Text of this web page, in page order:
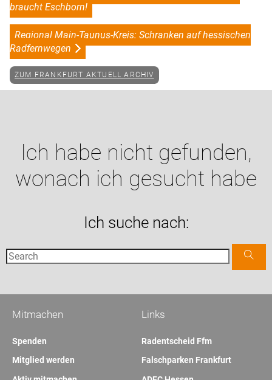
braucht Eschborn!
Regional Main-Taunus-Kreis: Schranken auf hessischen
Radfernwegen
ZUM FRANKFURT AKTUELL ARCHIV
Ich habe nicht gefunden,
wonach ich gesucht habe
Ich suche nach:
Links
Radentscheid Ffm
Falschparken Frankfurt
Mitmachen
Spenden
Mitglied werden